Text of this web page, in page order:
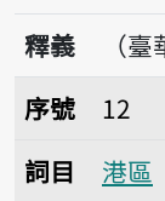
釋義
（
序號12港區
序號
12
詞目
港區